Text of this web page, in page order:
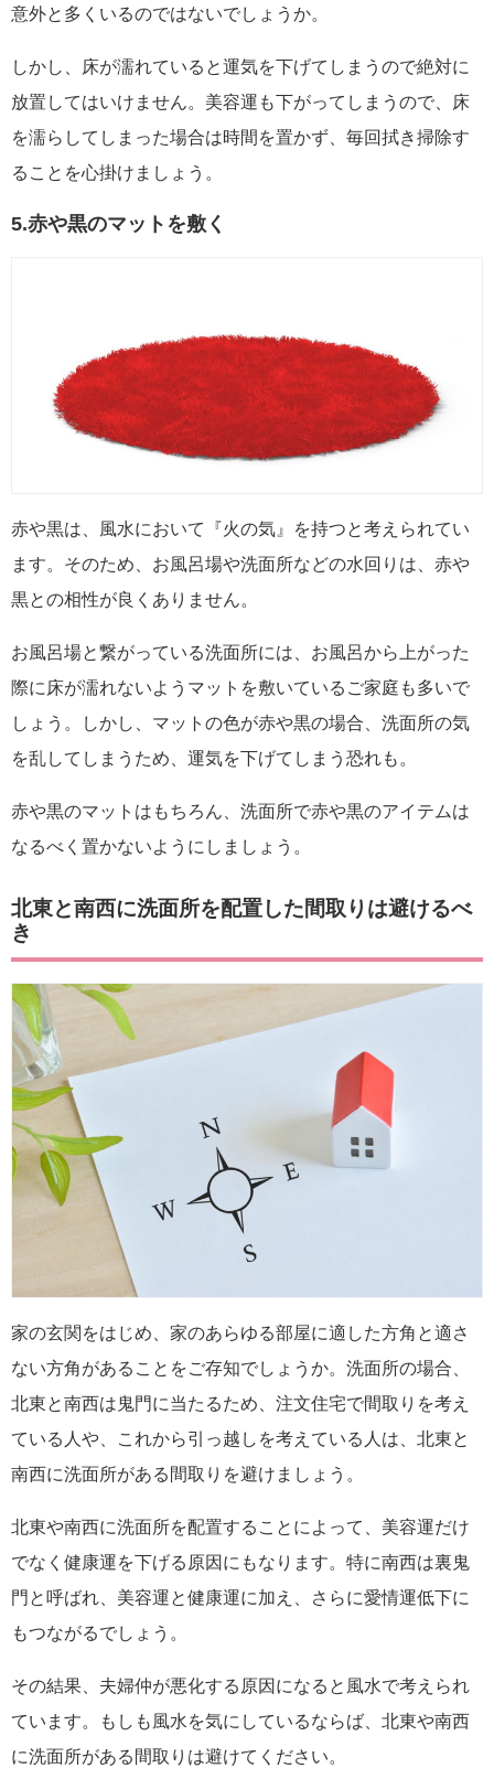
意外と多くいるのではないでしょうか。
しかし、床が濡れていると運気を下げてしまうので絶対に
放置してはいけません。美容運も下がってしまうので、床
を濡らしてしまった場合は時間を置かず、毎回拭き掃除す
ることを心掛けましょう。
5.赤や黒のマットを敷く
赤や黒は、風水において『火の気』を持つと考えられてい
ます。そのため、お風呂場や洗面所などの水回りは、赤や
黒との相性が良くありません。
お風呂場と繋がっている洗面所には、お風呂から上がった
際に床が濡れないようマットを敷いているご家庭も多いで
しょう。しかし、マットの色が赤や黒の場合、洗面所の気
を乱してしまうため、運気を下げてしまう恐れも。
赤や黒のマットはもちろん、洗面所で赤や黒のアイテムは
なるべく置かないようにしましょう。
北東と南西に洗面所を配置した間取りは避けるべ
き
家の玄関をはじめ、家のあらゆる部屋に適した方角と適さ
ない方角があることをご存知でしょうか。洗面所の場合、
北東と南西は鬼門に当たるため、注文住宅で間取りを考え
ている人や、これから引っ越しを考えている人は、北東と
南西に洗面所がある間取りを避けましょう。
北東や南西に洗面所を配置することによって、美容運だけ
でなく健康運を下げる原因にもなります。特に南西は裏鬼
門と呼ばれ、美容運と健康運に加え、さらに愛情運低下に
もつながるでしょう。
その結果、夫婦仲が悪化する原因になると風水で考えられ
ています。もしも風水を気にしているならば、北東や南西
に洗面所がある間取りは避けてください。